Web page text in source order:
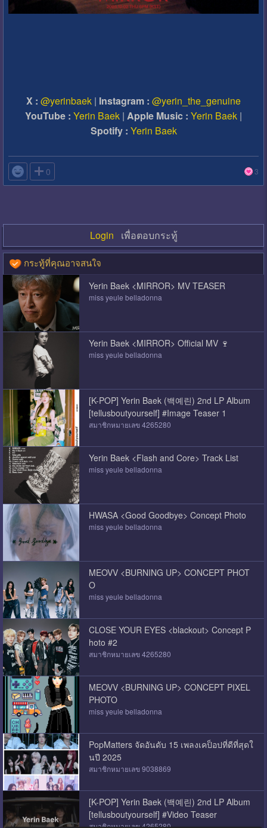
X : @yerinbaek | Instagram : @yerin_the_genuine
YouTube : Yerin Baek | Apple Music : Yerin Baek |
Spotify : Yerin Baek
 0 3
Login เพื่อตอบกระทู้
กระทู้ที่คุณอาจสนใจ
Yerin Baek <MIRROR> MV TEASER
miss yeule belladonna
Yerin Baek <MIRROR> Official MV 🍷
miss yeule belladonna
[K-POP] Yerin Baek (백예린) 2nd LP Album
[tellusboutyourself] #Image Teaser 1
สมาชิกหมายเลข 4265280
Yerin Baek <Flash and Core> Track List
miss yeule belladonna
HWASA <Good Goodbye> Concept Photo
miss yeule belladonna
MEOVV <BURNING UP> CONCEPT PHOT
O
miss yeule belladonna
CLOSE YOUR EYES <blackout> Concept P
hoto #2
สมาชิกหมายเลข 4265280
MEOVV <BURNING UP> CONCEPT PIXEL
PHOTO
miss yeule belladonna
PopMatters จัดอันดับ 15 เพลงเคป็อปที่ดีที่สุดใ
นปี 2025
สมาชิกหมายเลข 9038869
[K-POP] Yerin Baek (백예린) 2nd LP Album
[tellusboutyourself] #Video Teaser